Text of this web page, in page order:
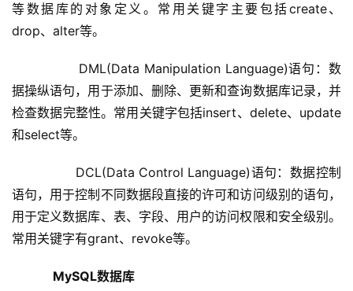
等数据库的对象定义。常用关键字主要包括create、
drop、alter等。
DML(Data Manipulation Language)语句：数
据操纵语句，用于添加、删除、更新和查询数据库记录，并
检查数据完整性。常用关键字包括insert、delete、update
和select等。
DCL(Data Control Language)语句：数据控制
语句，用于控制不同数据段直接的许可和访问级别的语句，
用于定义数据库、表、字段、用户的访问权限和安全级别。
常用关键字有grant、revoke等。
MySQL数据库